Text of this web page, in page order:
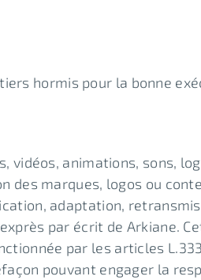
hormis pour la bonne
vidéos, animations, sons,
des marques, logos ou
adaptation,
par écrit de Arkiane.
par les articles
pouvant engager la